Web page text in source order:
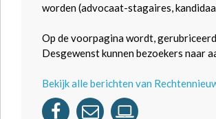
worden (advocaat-stagaires,
Op de voorpagina wordt,
Desgewenst kunnen bezoekers naar
Bekijk alle berichten van